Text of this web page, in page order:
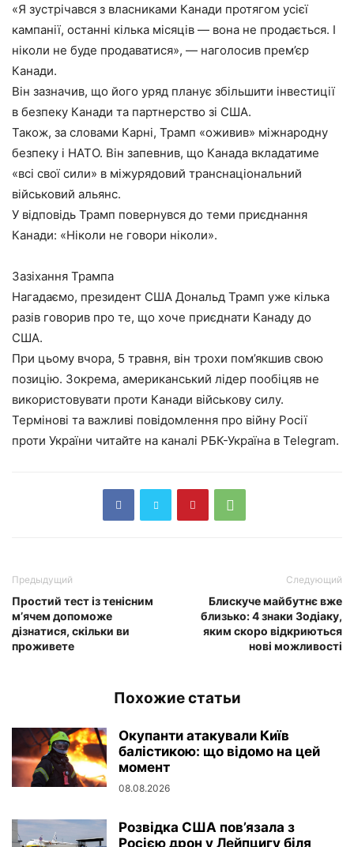
«Я зустрічався з власниками Канади протягом усієї
кампанії, останні кілька місяців — вона не продається. І
ніколи не буде продаватися», — наголосив прем’єр
Канади.
Він зазначив, що його уряд планує збільшити інвестиції
в безпеку Канади та партнерство зі США.
Також, за словами Карні, Трамп «оживив» міжнародну
безпеку і НАТО. Він запевнив, що Канада вкладатиме
«всі свої сили» в міжурядовий транснаціональний
військовий альянс.
У відповідь Трамп повернувся до теми приєднання
Канади: «Ніколи не говори ніколи».
Зазіхання Трампа
Нагадаємо, президент США Дональд Трамп уже кілька
разів говорив про те, що хоче приєднати Канаду до
США.
При цьому вчора, 5 травня, він трохи пом’якшив свою
позицію. Зокрема, американський лідер пообіцяв не
використовувати проти Канади військову силу.
Термінові та важливі повідомлення про війну Росії
проти України читайте на каналі РБК-Україна в Telegram.
Предыдущий
Простий тест із тенісним
м’ячем допоможе
дізнатися, скільки ви
проживете
Следующий
Блискуче майбутнє вже
близько: 4 знаки Зодіаку,
яким скоро відкриються
нові можливості
Похожие статьи
Окупанти атакували Київ
балістикою: що відомо на цей
момент
08.08.2026
Розвідка США пов’язала з
Росією дрон у Лейпцигу біля